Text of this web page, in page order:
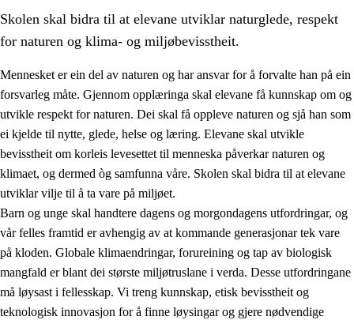
1. Verdigrunnlaget i opplæringa
1.1 Menneskeverdet
1.2 Identitet og kulturelt mangfald
1.3 Kritisk tenking og etisk bevisstheit
1.4 Skaparglede, engasjement og utforskartrong
Skolen skal bidra til at elevane utviklar naturglede, respekt
for naturen og klima- og miljøbevisstheit.
Mennesket er ein del av naturen og har ansvar for å forvalte han på ein
forsvarleg måte. Gjennom opplæringa skal elevane få kunnskap om og
utvikle respekt for naturen. Dei skal få oppleve naturen og sjå han som
ei kjelde til nytte, glede, helse og læring. Elevane skal utvikle
bevisstheit om korleis levesettet til menneska påverkar naturen og
klimaet, og dermed òg samfunna våre. Skolen skal bidra til at elevane
utviklar vilje til å ta vare på miljøet.
Barn og unge skal handtere dagens og morgondagens utfordringar, og
vår felles framtid er avhengig av at kommande generasjonar tek vare
på kloden. Globale klimaendringar, forureining og tap av biologisk
mangfald er blant dei største miljøtruslane i verda. Desse utfordringane
må løysast i fellesskap. Vi treng kunnskap, etisk bevisstheit og
teknologisk innovasjon for å finne løysingar og gjere nødvendige